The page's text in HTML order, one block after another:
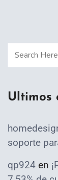
Ultimos
soporte
qp924 en